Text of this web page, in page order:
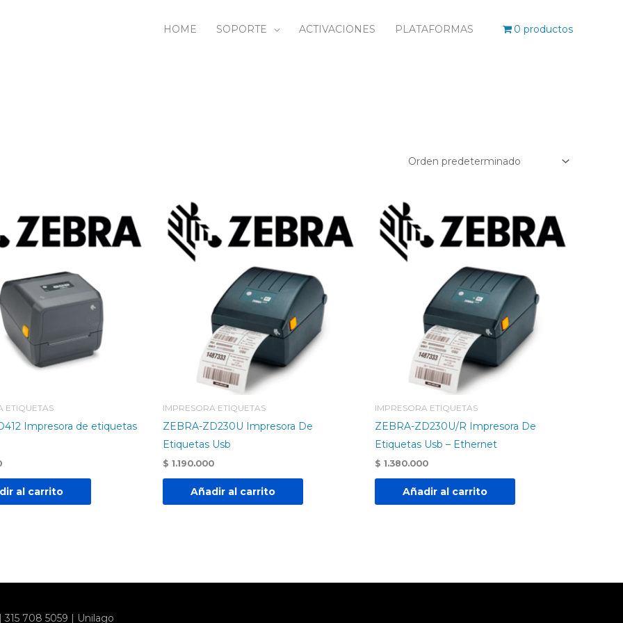
HOME SOPORTE ACTIVACIONES PLATAFORMAS 0 productos
ETIQUETAS
Impresora de etiquetas
al carrito
IMPRESORA ETIQUETAS
ZEBRA-ZD230U Impresora De
Etiquetas Usb
$ 1.190.000
Añadir al carrito
IMPRESORA ETIQUETAS
ZEBRA-ZD230U/R Impresora De
Etiquetas Usb – Ethernet
$ 1.380.000
Añadir al carrito
| 315 708 5059 | Unilago